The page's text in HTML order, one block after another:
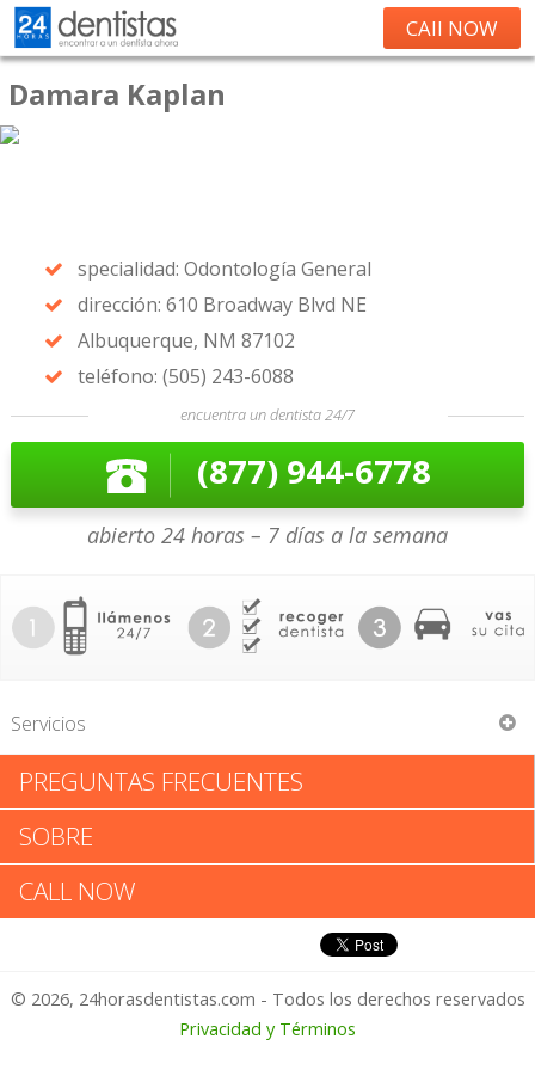
CAll NOW
Damara Kaplan
specialidad: Odontología General
dirección: 610 Broadway Blvd NE
Albuquerque, NM 87102
teléfono: (505) 243-6088
encuentra un dentista 24/7
(877) 944-6778
abierto 24 horas – 7 días a la semana
Servicios
Damara Kaplan
Damara Kaplan: Califica tu
Experiencia
1 – No Feliz
PREGUNTAS FRECUENTES
SOBRE
CALL NOW
© 2026, 24horasdentistas.com - Todos los derechos reservados
Privacidad y Términos